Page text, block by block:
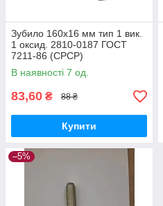
Зубило 160х16 мм тип 1 вик.
1 оксид. 2810-0187 ГОСТ
7211-86 (СРСР)
В наявності 7 од.
83,60 ₴ 88 ₴
Купити
–5%